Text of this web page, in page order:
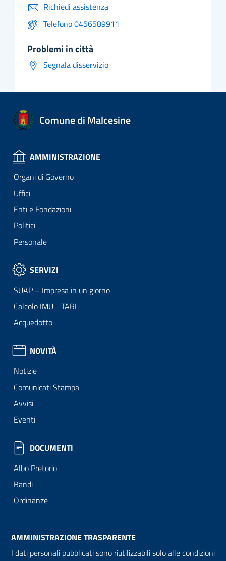
Richiedi assistenza
Telefono 0456589911
problemi in città
Segnala disservizio
Comune di Malcesine
AMMINISTRAZIONE
Organi di Governo
Uffici
Enti e Fondazioni
Politici
Personale
SERVIZI
SUAP – Impresa in un giorno
Calcolo IMU - TARI
Acquedotto
NOVITÀ
Notizie
Comunicati Stampa
Avvisi
Eventi
DOCUMENTI
Albo Pretorio
Bandi
Ordinanze
AMMINISTRAZIONE TRASPARENTE
I dati personali pubblicati sono riutilizzabili solo alle condizioni